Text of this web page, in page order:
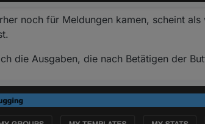
noch für Meldungen kamen, scheint
die Ausgaben, die nach Betätigen der